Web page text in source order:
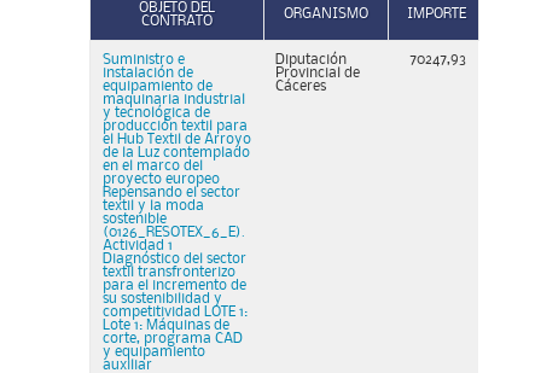
OBJETO DEL
CONTRATO
ORGANISMO IMPORTE
Suministro e
instalación de
equipamiento de
maquinaria industrial
y tecnológica de
producción textil para
el Hub Textil de Arroyo
de la Luz contemplado
en el marco del
proyecto europeo
Repensando el sector
textil y la moda
sostenible
(0126_RESOTEX_6_E).
Actividad 1
Diagnóstico del sector
textil transfronterizo
para el incremento de
su sostenibilidad y
competitividad LOTE 1:
Lote 1: Máquinas de
corte, programa CAD
y equipamiento
auxiliar
Diputación
Provincial de
Cáceres
70247,93